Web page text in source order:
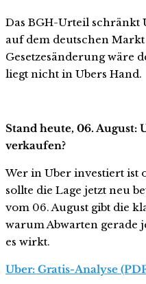
Das BGH-Urteil schränkt
auf dem deutschen
Gesetzesänderung wäre
liegt nicht in Ubers Hand.
Stand heute, 06. August:
verkaufen?
Wer in Uber investiert ist
sollte die Lage jetzt neu
vom 06. August gibt die
warum Abwarten gerade
es wirkt.
Uber: Gratis-Analyse